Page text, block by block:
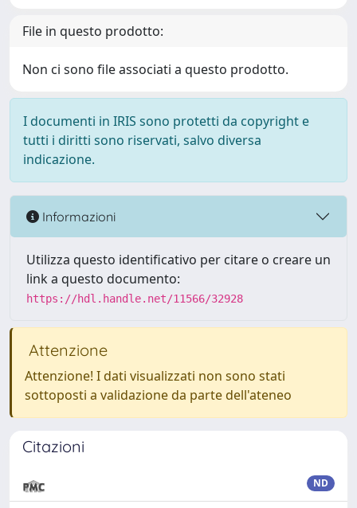
File in questo prodotto:
Non ci sono file associati a questo prodotto.
I documenti in IRIS sono protetti da copyright e
tutti i diritti sono riservati, salvo diversa
indicazione.
Informazioni
Utilizza questo identificativo per citare o creare un
link a questo documento:
https://hdl.handle.net/11566/32928
Attenzione
Attenzione! I dati visualizzati non sono stati
sottoposti a validazione da parte dell'ateneo
Citazioni
ND